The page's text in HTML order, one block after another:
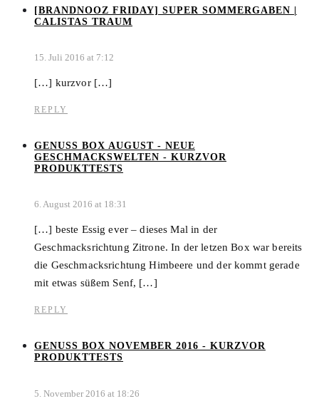
[BRANDNOOZ FRIDAY] SUPER SOMMERGABEN |
CALISTAS TRAUM
15. Juli 2016 at 7:12
[…] kurzvor […]
REPLY
GENUSS BOX AUGUST - NEUE
GESCHMACKSWELTEN - KURZVOR
PRODUKTTESTS
6. August 2016 at 18:31
[…] beste Essig ever – dieses Mal in der
Geschmacksrichtung Zitrone. In der letzen Box war bereits
die Geschmacksrichtung Himbeere und der kommt gerade
mit etwas süßem Senf, […]
REPLY
GENUSS BOX NOVEMBER 2016 - KURZVOR
PRODUKTTESTS
5. November 2016 at 18:26